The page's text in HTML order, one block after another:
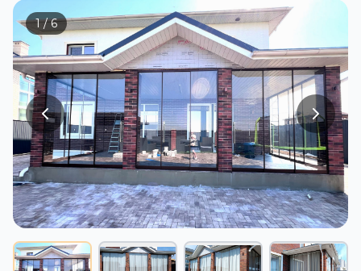
1 / 6